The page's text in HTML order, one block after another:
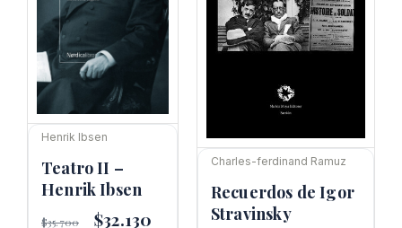
Teatro II –
Henrik Ibsen
Henrik Ibsen
$35.700
El
$32.130
Recuerdos de Igor
Stravinsky
Charles-ferdinand Ramuz